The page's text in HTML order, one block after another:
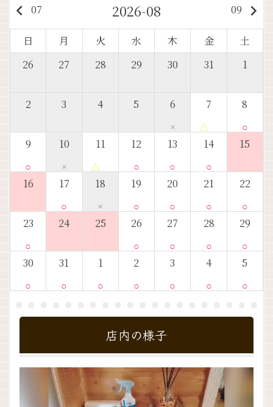
keyboard_arrow_left 07 2026-08 09 keyboard_arrow_right
日 月 火 水 木 金
土
26
27 28 29 30 31 1
2 3 4 5 6
×
7
△
8
○
9
○
10
×
11
△
12
○
13
○
14
○
15
16 17
○
18
×
19
○
20
○
21
○
22
○
23
○
24 25 26
○
27
○
28
○
29
○
30
○
31
○
1
○
2
○
3
○
4
○
5
○
店内の様子